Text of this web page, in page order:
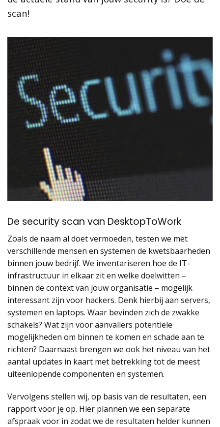
scan!
De security scan van DesktopToWork
Zoals de naam al doet vermoeden, testen we met
verschillende mensen en systemen de kwetsbaarheden
binnen jouw bedrijf. We inventariseren hoe de IT-
infrastructuur in elkaar zit en welke doelwitten –
binnen de context van jouw organisatie – mogelijk
interessant zijn voor hackers. Denk hierbij aan servers,
systemen en laptops. Waar bevinden zich de zwakke
schakels? Wat zijn voor aanvallers potentiële
mogelijkheden om binnen te komen en schade aan te
richten? Daarnaast brengen we ook het niveau van het
aantal updates in kaart met betrekking tot de meest
uiteenlopende componenten en systemen.
Vervolgens stellen wij, op basis van de resultaten, een
rapport voor je op. Hier plannen we een separate
afspraak voor in zodat we de resultaten helder kunnen